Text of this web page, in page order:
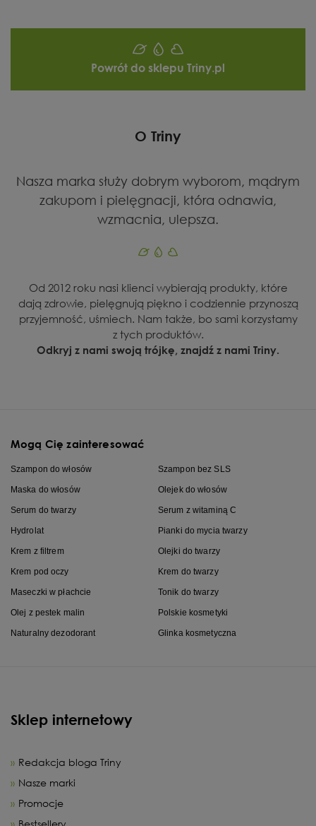
Powrót do sklepu Triny.pl
O Triny
Nasza marka służy dobrym wyborom, mądrym
zakupom i pielęgnacji, która odnawia,
wzmacnia, ulepsza.
Od 2012 roku nasi klienci wybierają produkty, które
dają zdrowie, pielęgnują piękno i codziennie przynoszą
przyjemność, uśmiech. Nam także, bo sami korzystamy
z tych produktów.
Odkryj z nami swoją trójkę, znajdź z nami Triny.
Mogą Cię zainteresować
Szampon do włosów Szampon bez SLS
Maska do włosów Olejek do włosów
Serum do twarzy Serum z witaminą C
Hydrolat Pianki do mycia twarzy
Krem z filtrem Olejki do twarzy
Krem pod oczy Krem do twarzy
Maseczki w płachcie Tonik do twarzy
Olej z pestek malin Polskie kosmetyki
Naturalny dezodorant Glinka kosmetyczna
Sklep internetowy
Redakcja bloga Triny
Nasze marki
Promocje
Bestsellery